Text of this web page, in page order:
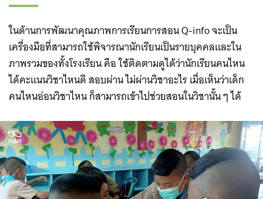
ในด้านการพัฒนาคุณภาพการเรียนการสอน Q-info จะเป็น
เครื่องมือที่สามารถใช้พิจารณานักเรียนเป็นรายบุคคลและใน
ภาพรวมของทั้งโรงเรียน คือ ใช้ติดตามดูได้ว่านักเรียนคนไหน
ได้คะแนนวิชาไหนดี สอบผ่าน ไม่ผ่านวิชาอะไร เมื่อเห็นว่าเด็ก
คนไหนอ่อนวิชาไหน ก็สามารถเข้าไปช่วยสอนในวิชานั้น ๆ ​ได้